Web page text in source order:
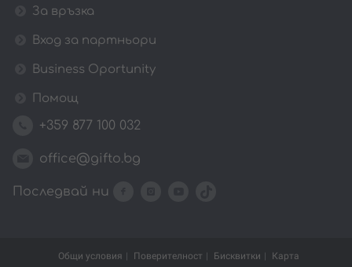
За връзка
Вход за партньори
Business Oportunity
Помощ
+359 877 100 032
office@gifto.bg
Последвай ни
Общи условия Поверителност Бисквитки Карта